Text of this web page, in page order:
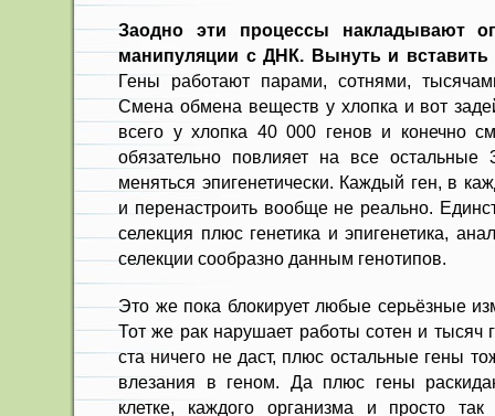
Заодно эти процессы накладывают
манипуляции с ДНК. Вынуть и
Гены работают парами, сотнями,
Смена обмена веществ у хлопка и вот
всего у хлопка 40 000 генов и конечно
обязательно повлияет на все
меняться эпигенетически. Каждый ген, в
и перенастроить вообще не реально.
селекция плюс генетика и эпигенетика,
селекции сообразно данным генотипов.
Это же пока блокирует любые серьёзные
Тот же рак нарушает работы сотен и тысяч
ста ничего не даст, плюс остальные гены
влезания в геном. Да плюс гены
клетке, каждого организма и просто так